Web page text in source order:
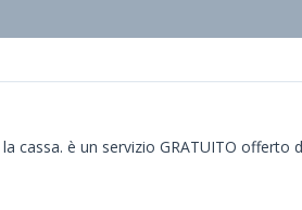
cassa. è un servizio GRATUITO